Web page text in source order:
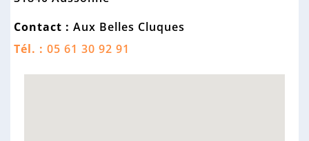
Contact : Aux Belles Cluques
Tél. : 05 61 30 92 91